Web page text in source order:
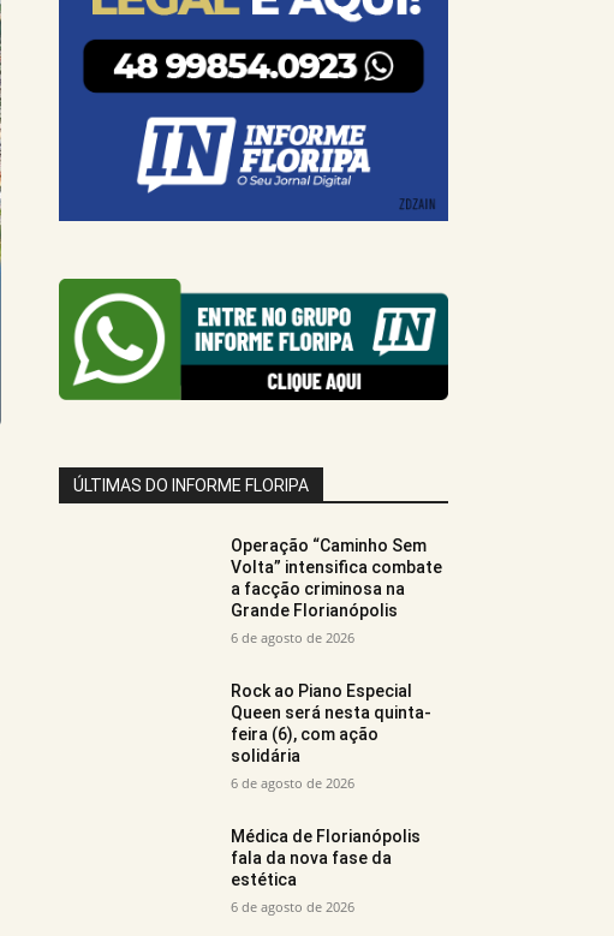
ÚLTIMAS DO INFORME FLORIPA
Operação “Caminho Sem
Volta” intensifica combate
a facção criminosa na
Grande Florianópolis
6 de agosto de 2026
Rock ao Piano Especial
Queen será nesta quinta-
feira (6), com ação
solidária
6 de agosto de 2026
Médica de Florianópolis
fala da nova fase da
estética
6 de agosto de 2026